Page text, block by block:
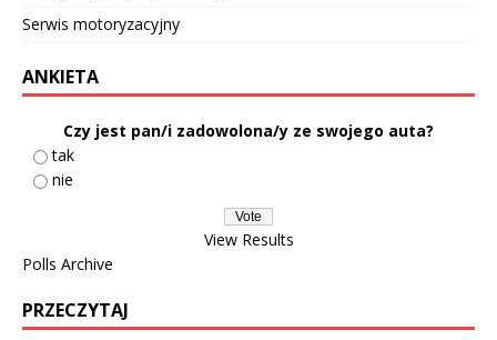
Serwis motoryzacyjny
ANKIETA
Czy jest pan/i zadowolona/y ze swojego auta?
tak
nie
View Results
Polls Archive
PRZECZYTAJ